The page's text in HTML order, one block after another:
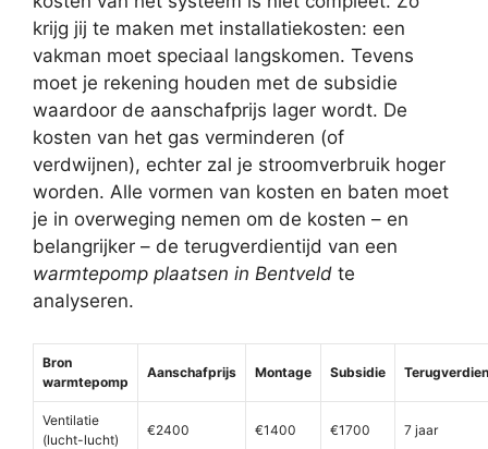
krijg jij te maken met installatiekosten: een
vakman moet speciaal langskomen. Tevens
moet je rekening houden met de subsidie
waardoor de aanschafprijs lager wordt. De
kosten van het gas verminderen (of
verdwijnen), echter zal je stroomverbruik hoger
worden. Alle vormen van kosten en baten moet
je in overweging nemen om de kosten – en
belangrijker – de terugverdientijd van een
warmtepomp plaatsen in Bentveld te
analyseren.
Bron
warmtepomp
Aanschafprijs Montage Subsidie
Ventilatie
(lucht-lucht)
€2400 €1400 €1700 7 jaar